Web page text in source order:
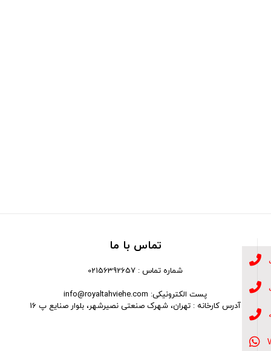
تماس با ما
شماره تماس : 02156392657
پست الکترونیکی: info@royaltahviehe.com
آدرس کارخانه : تهران، شهرک صنعتی نصیرشهر، بلوار صنایع پ 16